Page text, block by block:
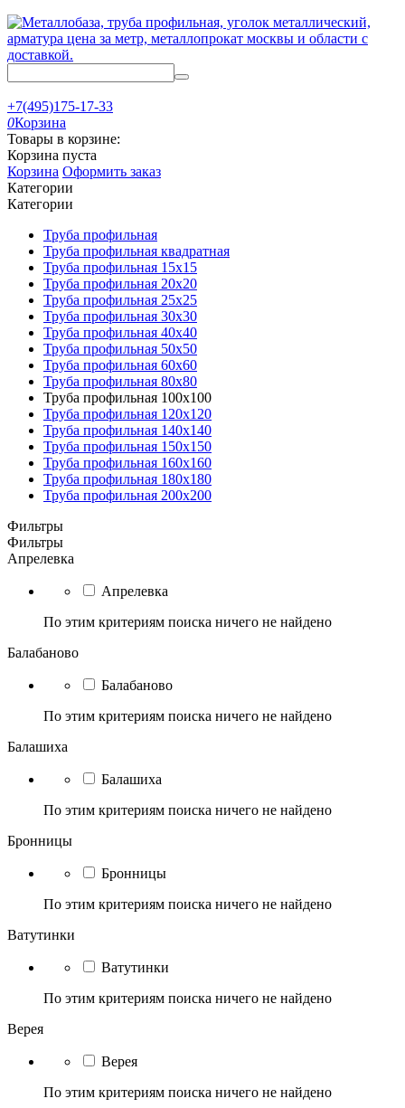
+7(495)175-17-33
0Корзина
Товары в корзине:
Корзина пуста
Корзина Оформить заказ
Категории
Категории
Труба профильная
Труба профильная квадратная
Труба профильная 15х15
Труба профильная 20x20
Труба профильная 25x25
Труба профильная 30x30
Труба профильная 40x40
Труба профильная 50x50
Труба профильная 60x60
Труба профильная 80x80
Труба профильная 100x100
Труба профильная 120x120
Труба профильная 140х140
Труба профильная 150х150
Труба профильная 160х160
Труба профильная 180х180
Труба профильная 200х200
Фильтры
Фильтры
Апрелевка
Апрелевка
По этим критериям поиска ничего не найдено
Балабаново
Балабаново
По этим критериям поиска ничего не найдено
Балашиха
Балашиха
По этим критериям поиска ничего не найдено
Бронницы
Бронницы
По этим критериям поиска ничего не найдено
Ватутинки
Ватутинки
По этим критериям поиска ничего не найдено
Верея
Верея
По этим критериям поиска ничего не найдено